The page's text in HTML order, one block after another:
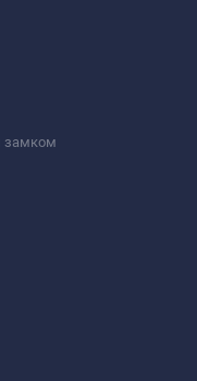
замком